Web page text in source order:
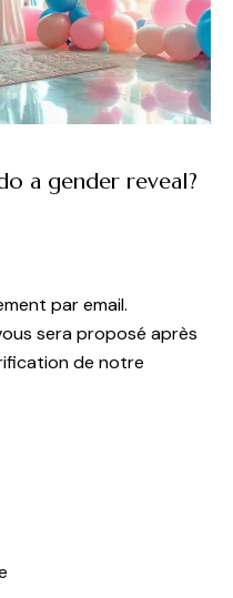
a gender reveal?
par email.
sera proposé après
de notre